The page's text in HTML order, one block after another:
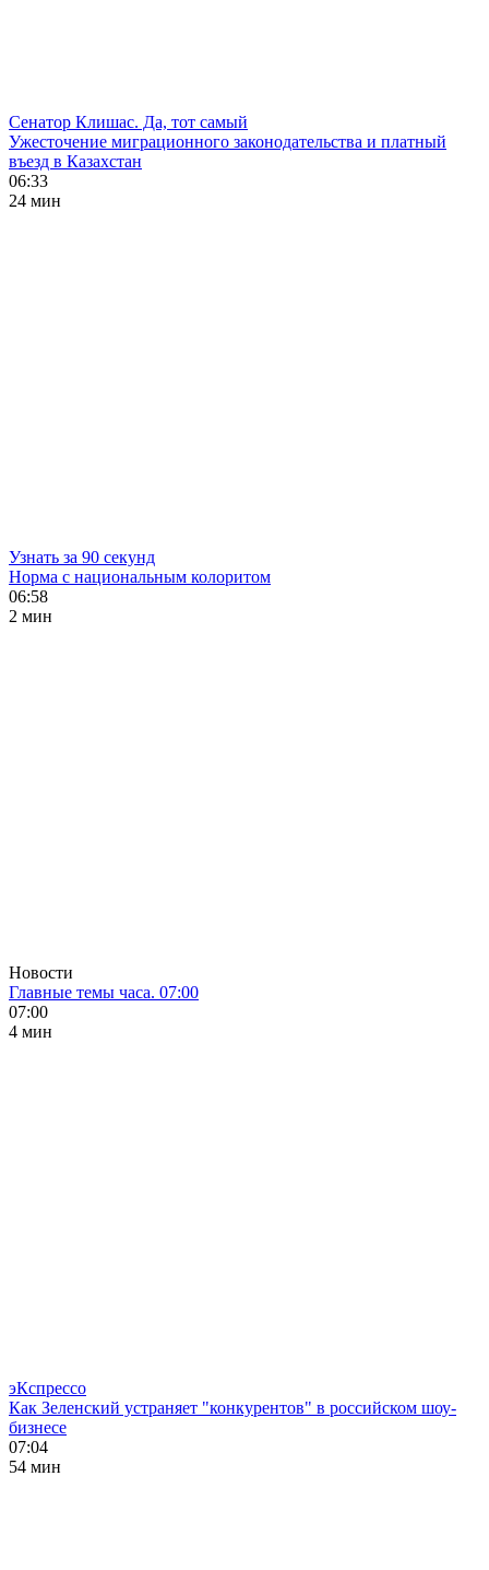
Сенатор Клишас. Да, тот самый
Ужесточение миграционного законодательства и платный
въезд в Казахстан
06:33
24 мин
Узнать за 90 секунд
Норма с национальным колоритом
06:58
2 мин
Новости
Главные темы часа. 07:00
07:00
4 мин
эКспрессо
Как Зеленский устраняет "конкурентов" в российском шоу-
бизнесе
07:04
54 мин